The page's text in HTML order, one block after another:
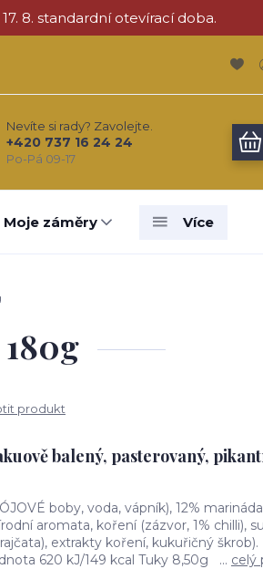
8. standardní otevírací doba.
Nevíte si rady? Zavolejte.
+420 737 16 24 24
Po-Pá 09-17
Moje záměry Více
produkt
balený, pasterovaný,
boby, voda, vápník), 12%
aromata, koření (zázvor, 1% chilli),
extrakty koření, kukuřičný
620 kJ/149 kcal Tuky 8,50g ... celý